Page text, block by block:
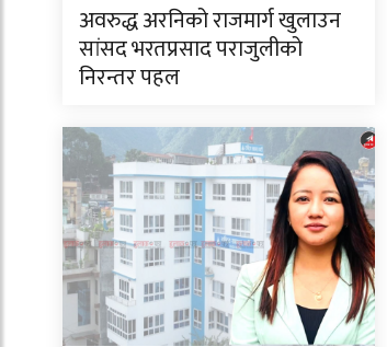
अवरुद्ध अरनिको राजमार्ग खुलाउन
सांसद भरतप्रसाद पराजुलीको
निरन्तर पहल